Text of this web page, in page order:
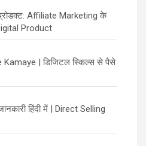
Affiliate Marketing के
Product
| डिजिटल स्किल्स से पैसे
हिंदी में | Direct Selling